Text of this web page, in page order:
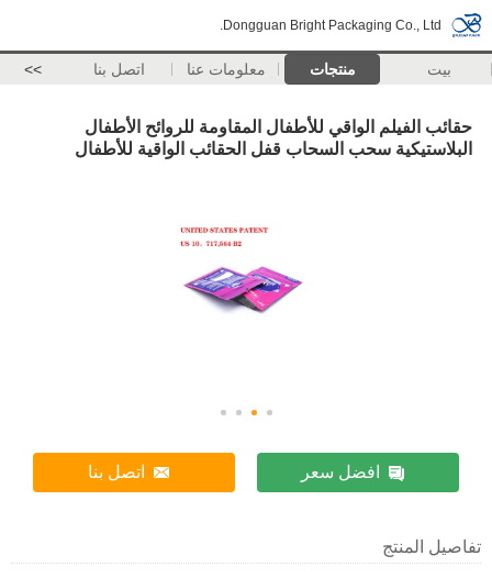
Dongguan Bright Packaging Co., Ltd.
بيت منتجات معلومات عنا اتصل بنا >>
حقائب الفيلم الواقي للأطفال المقاومة للروائح الأطفال
البلاستيكية سحب السحاب قفل الحقائب الواقية للأطفال
افضل سعر اتصل بنا
تفاصيل المنتج